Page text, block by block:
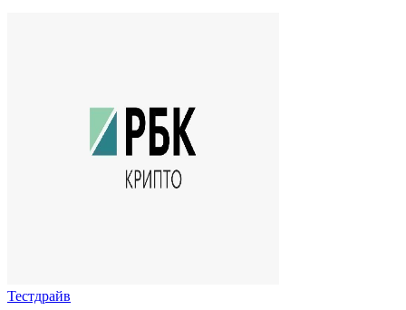
Тестдрайв